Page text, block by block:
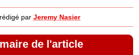
par Jeremy Nasier
de l'article